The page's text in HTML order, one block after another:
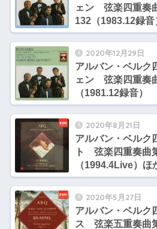
ェン 弦楽四重奏
132（1983.12録音
2020年12月29日
アルバン・ベル
ェン 弦楽四重奏
（1981.12録音）
2020年8月21日
アルバン・ベル
ト 弦楽四重奏曲
（1994.4Live）ほ
2020年5月27日
アルバン・ベル
ス 弦楽五重奏曲